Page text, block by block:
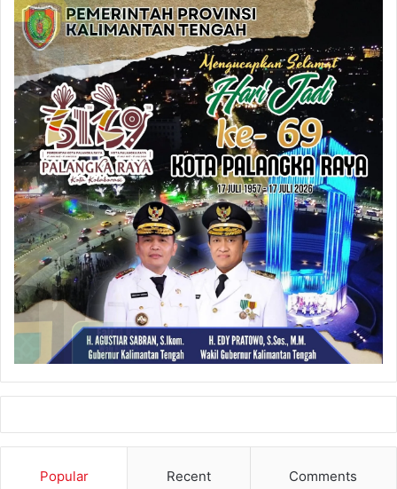
Popular Recent Comments